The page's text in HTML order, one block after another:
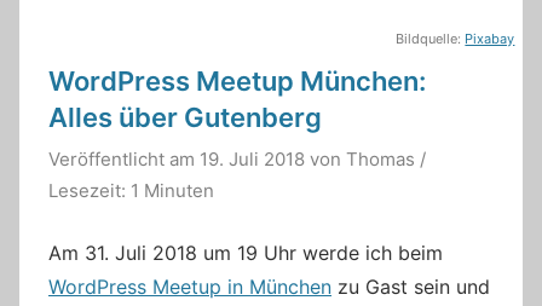
Bildquelle: Pixabay
WordPress Meetup München:
Alles über Gutenberg
Veröffentlicht am 19. Juli 2018 von Thomas /
Lesezeit: 1 Minuten
Am 31. Juli 2018 um 19 Uhr werde ich beim
WordPress Meetup in München zu Gast sein und